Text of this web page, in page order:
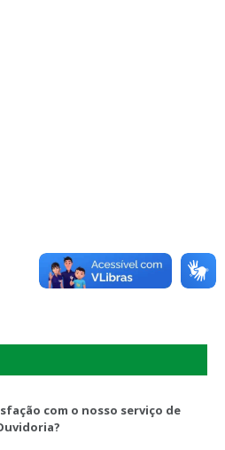
com o nosso serviço de